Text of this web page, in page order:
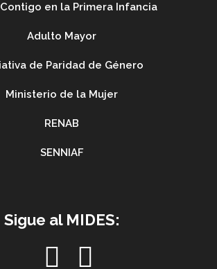
en la Primera Infancia
Adulto Mayor
de Paridad de Género
Ministerio de la Mujer
RENAB
SENNIAF
Sigue al MIDES: